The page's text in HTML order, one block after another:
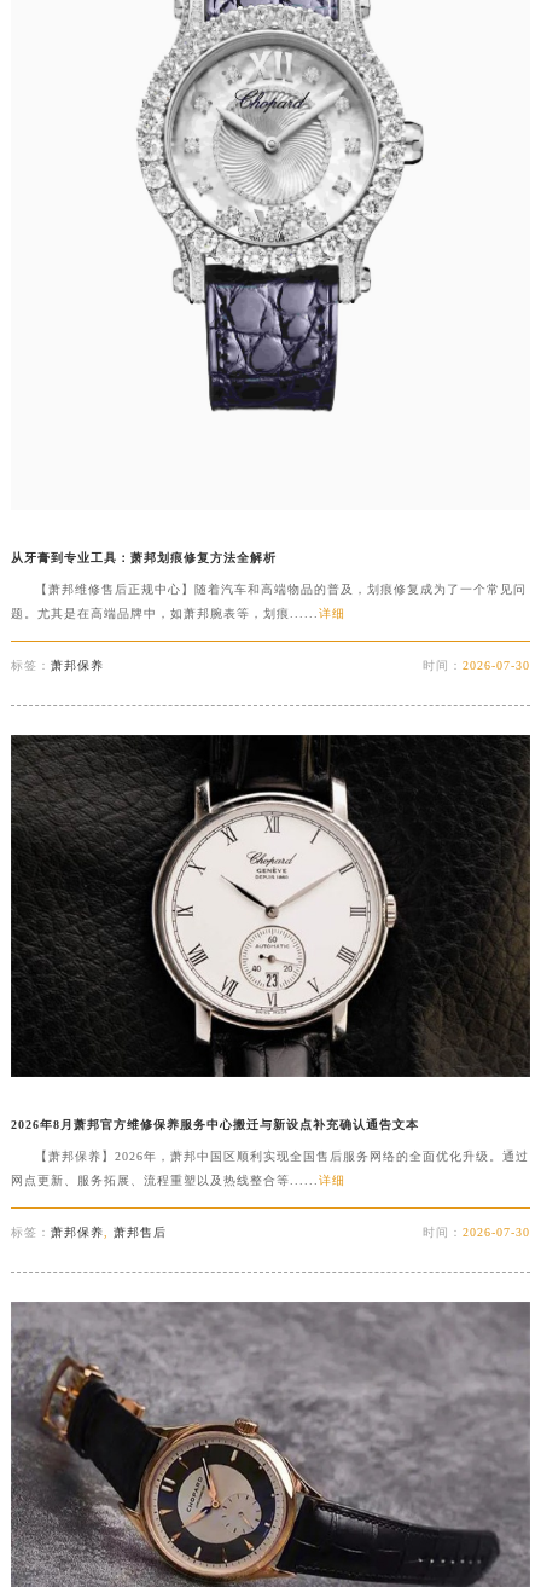
从牙膏到专业工具：萧邦划痕修复方法全解析
【萧邦维修售后正规中心】随着汽车和高端物品的普及，划痕修复成为了一个常见问
题。尤其是在高端品牌中，如萧邦腕表等，划痕......详细
标签： 萧邦保养 时间：2026-07-30
2026年8月萧邦官方维修保养服务中心搬迁与新设点补充确认通告文本
【萧邦保养】2026年，萧邦中国区顺利实现全国售后服务网络的全面优化升级。通过
网点更新、服务拓展、流程重塑以及热线整合等...... 详细
标签： 萧邦保养 萧邦售后 时间：2026-07-30